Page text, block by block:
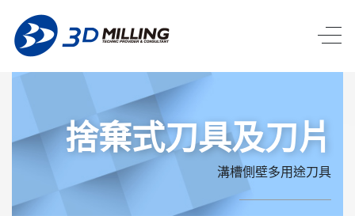
捨棄式刀具及刀片
溝槽側壁多用途刀具